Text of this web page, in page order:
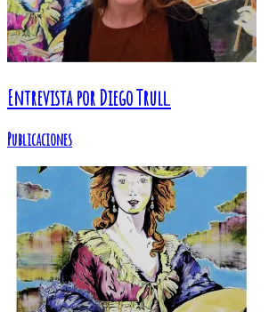
Entrevista por Diego Trull.
Publicaciones